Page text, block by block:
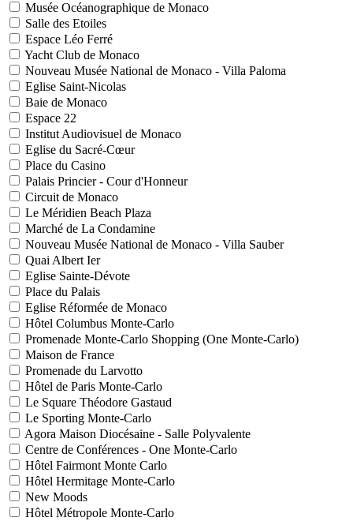
Musée Océanographique de Monaco
Salle des Etoiles
Espace Léo Ferré
Yacht Club de Monaco
Nouveau Musée National de Monaco - Villa Paloma
Eglise Saint-Nicolas
Baie de Monaco
Espace 22
Institut Audiovisuel de Monaco
Eglise du Sacré-Cœur
Place du Casino
Palais Princier - Cour d'Honneur
Circuit de Monaco
Le Méridien Beach Plaza
Marché de La Condamine
Nouveau Musée National de Monaco - Villa Sauber
Quai Albert Ier
Eglise Sainte-Dévote
Place du Palais
Eglise Réformée de Monaco
Hôtel Columbus Monte-Carlo
Promenade Monte-Carlo Shopping (One Monte-Carlo)
Maison de France
Promenade du Larvotto
Hôtel de Paris Monte-Carlo
Le Square Théodore Gastaud
Le Sporting Monte-Carlo
Agora Maison Diocésaine - Salle Polyvalente
Centre de Conférences - One Monte-Carlo
Hôtel Fairmont Monte Carlo
Hôtel Hermitage Monte-Carlo
New Moods
Hôtel Métropole Monte-Carlo